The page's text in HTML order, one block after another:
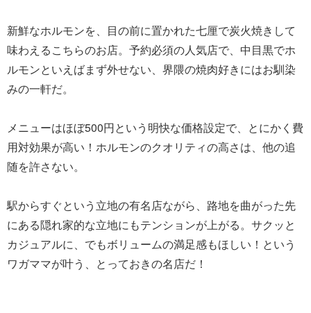
新鮮なホルモンを、目の前に置かれた七厘で炭火焼きして
味わえるこちらのお店。予約必須の人気店で、中目黒でホ
ルモンといえばまず外せない、界隈の焼肉好きにはお馴染
みの一軒だ。
メニューはほぼ500円という明快な価格設定で、とにかく費
用対効果が高い！ホルモンのクオリティの高さは、他の追
随を許さない。
駅からすぐという立地の有名店ながら、路地を曲がった先
にある隠れ家的な立地にもテンションが上がる。サクッと
カジュアルに、でもボリュームの満足感もほしい！という
ワガママが叶う、とっておきの名店だ！